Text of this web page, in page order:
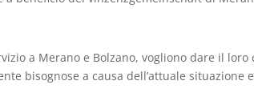
a Merano e Bolzano, vogliono dare il
bisognose a causa dell’attuale situazione